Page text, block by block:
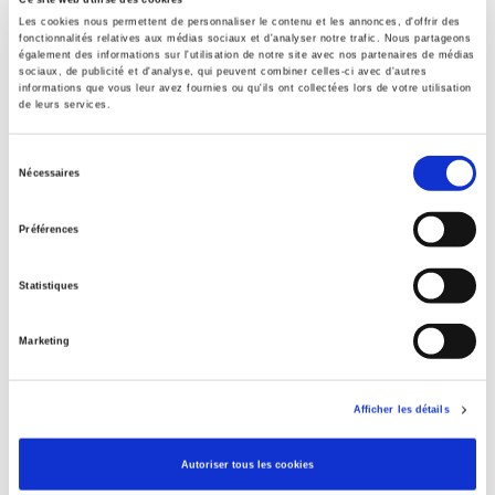
Les cookies nous permettent de personnaliser le contenu et les annonces, d'offrir des
fonctionnalités relatives aux médias sociaux et d'analyser notre trafic. Nous partageons
également des informations sur l'utilisation de notre site avec nos partenaires de médias
sociaux, de publicité et d'analyse, qui peuvent combiner celles-ci avec d'autres
informations que vous leur avez fournies ou qu'ils ont collectées lors de votre utilisation
de leurs services.
Nécessaires
Préférences
Statistiques
Marketing
Afficher les détails
Autoriser tous les cookies
28 mars 2019
Type d'ouvrage
Numéro de revue
Titres
Le mouvement social 293, octobre-décembre 2025
20&21. Revue d'histoire, 168 - octobre, décembre 2025